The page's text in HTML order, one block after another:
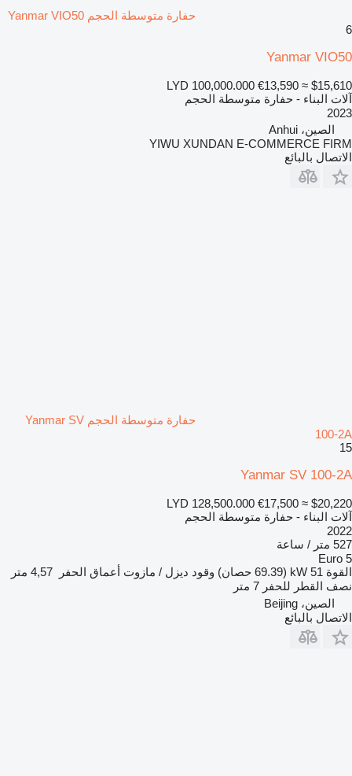
حفارة متوسطة الحجم Yanmar VIO50
6
Yanmar VIO50
LYD 100,000.000 €13,590 ≈ $15,610
آلات البناء - حفارة متوسطة الحجم
2023
الصين، Anhui
YIWU XUNDAN E-COMMERCE FIRM
الاتصال بالبائع
حفارة متوسطة الحجم Yanmar SV
100-2A
15
Yanmar SV 100-2A
LYD 128,500.000 €17,500 ≈ $20,220
آلات البناء - حفارة متوسطة الحجم
2022
527 متر / ساعة
Euro 5
القوة 51 kW (69.39 حصان) وقود ديزل / مازوت أعماق الحفر
4,57 متر
نصف القطر للحفر 7 متر
الصين، Beijing
الاتصال بالبائع